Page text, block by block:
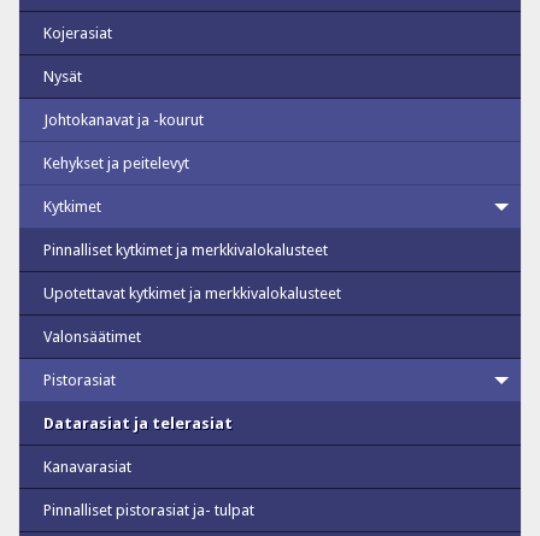
Kojerasiat
Nysät
Johtokanavat ja -kourut
Kehykset ja peitelevyt
Kytkimet
Pinnalliset kytkimet ja merkkivalokalusteet
Upotettavat kytkimet ja merkkivalokalusteet
Valonsäätimet
Pistorasiat
Datarasiat ja telerasiat
Kanavarasiat
Pinnalliset pistorasiat ja- tulpat